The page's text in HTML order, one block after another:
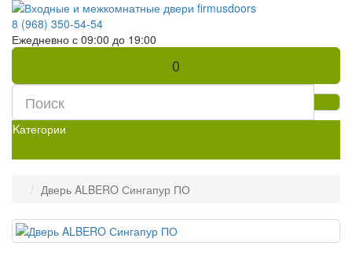
8 (968) 350-54-54
Ежедневно с 09:00 до 19:00
0
Kатегории
Дверь ALBERO Сингапур ПО